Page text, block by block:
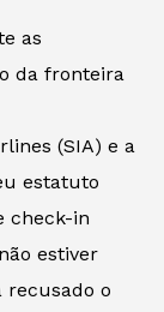
as
da fronteira
(SIA) e a
estatuto
check-in
estiver
recusado o